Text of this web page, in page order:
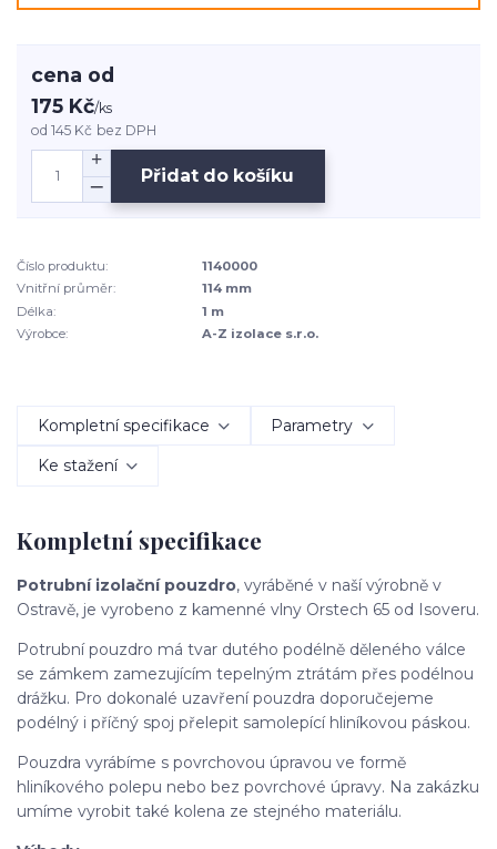
cena od
175 Kč/ks
od145 Kč bez DPH
Přidat do košíku
Číslo produktu:
1140000
Vnitřní průměr:
114 mm
Délka:
1 m
Výrobce:
A-Z izolace s.r.o.
Kompletní specifikace Parametry
Ke stažení
Kompletní specifikace
Potrubní izolační pouzdro, vyráběné v naší výrobně v
Ostravě, je vyrobeno z kamenné vlny Orstech 65 od Isoveru.
Potrubní pouzdro má tvar dutého podélně děleného válce
se zámkem zamezujícím tepelným ztrátám přes podélnou
drážku. Pro dokonalé uzavření pouzdra doporučejeme
podélný i příčný spoj přelepit samolepící hliníkovou páskou.
Pouzdra vyrábíme s povrchovou úpravou ve formě
hliníkového polepu nebo bez povrchové úpravy. Na zakázku
umíme vyrobit také kolena ze stejného materiálu.